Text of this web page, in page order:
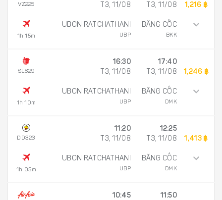
VZ225
1h 15m
T3, 11/08
UBON RATCHATHANI
UBP
T3, 11/08
BĂNG CỐC
BKK
1,216 ฿
SL629
1h 10m
16:30
T3, 11/08
UBON RATCHATHANI
UBP
17:40
T3, 11/08
BĂNG CỐC
DMK
1,246 ฿
DD323
1h 05m
11:20
T3, 11/08
UBON RATCHATHANI
UBP
12:25
T3, 11/08
BĂNG CỐC
DMK
1,413 ฿
10:45
11:50